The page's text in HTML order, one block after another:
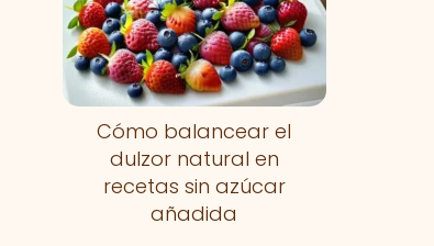
Cómo balancear el
dulzor natural en
recetas sin azúcar
añadida